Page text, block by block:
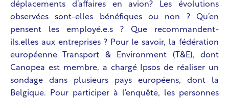
déplacements d’affaires en avion? Les évolutions
observées sont-elles bénéfiques ou non ? Qu’en
pensent les employé.e.s ? Que recommandent-
ils.elles aux entreprises ? Pour le savoir, la fédération
européenne Transport & Environment (T&E), dont
Canopea est membre, a chargé Ipsos de réaliser un
sondage dans plusieurs pays européens, dont la
Belgique. Pour participer à l’enquête, les personnes